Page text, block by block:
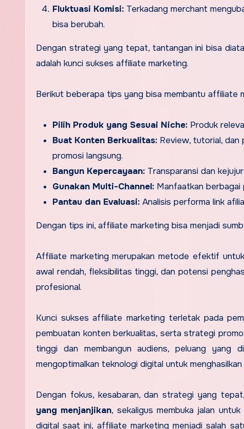
Fluktuasi Komisi: Terkadang merchant
bisa berubah.
Dengan strategi yang tepat, tantangan ini bisa
adalah kunci sukses affiliate marketing.
Berikut beberapa tips yang bisa membantu affiliate
Pilih Produk yang Sesuai Niche: Produk
Buat Konten Berkualitas: Review, tutorial, dan
promosi langsung.
Bangun Kepercayaan: Transparansi dan
Gunakan Multi-Channel: Manfaatkan berbagai
Pantau dan Evaluasi: Analisis performa link
Dengan tips ini, affiliate marketing bisa menjadi
Affiliate marketing merupakan metode efektif untuk
awal rendah, fleksibilitas tinggi, dan potensi
profesional.
Kunci sukses affiliate marketing terletak pada
pembuatan konten berkualitas, serta strategi
tinggi dan membangun audiens, peluang yang
mengoptimalkan teknologi digital untuk menghasilkan
Dengan fokus, kesabaran, dan strategi yang
yang menjanjikan, sekaligus membuka jalan
digital saat ini, affiliate marketing menjadi salah